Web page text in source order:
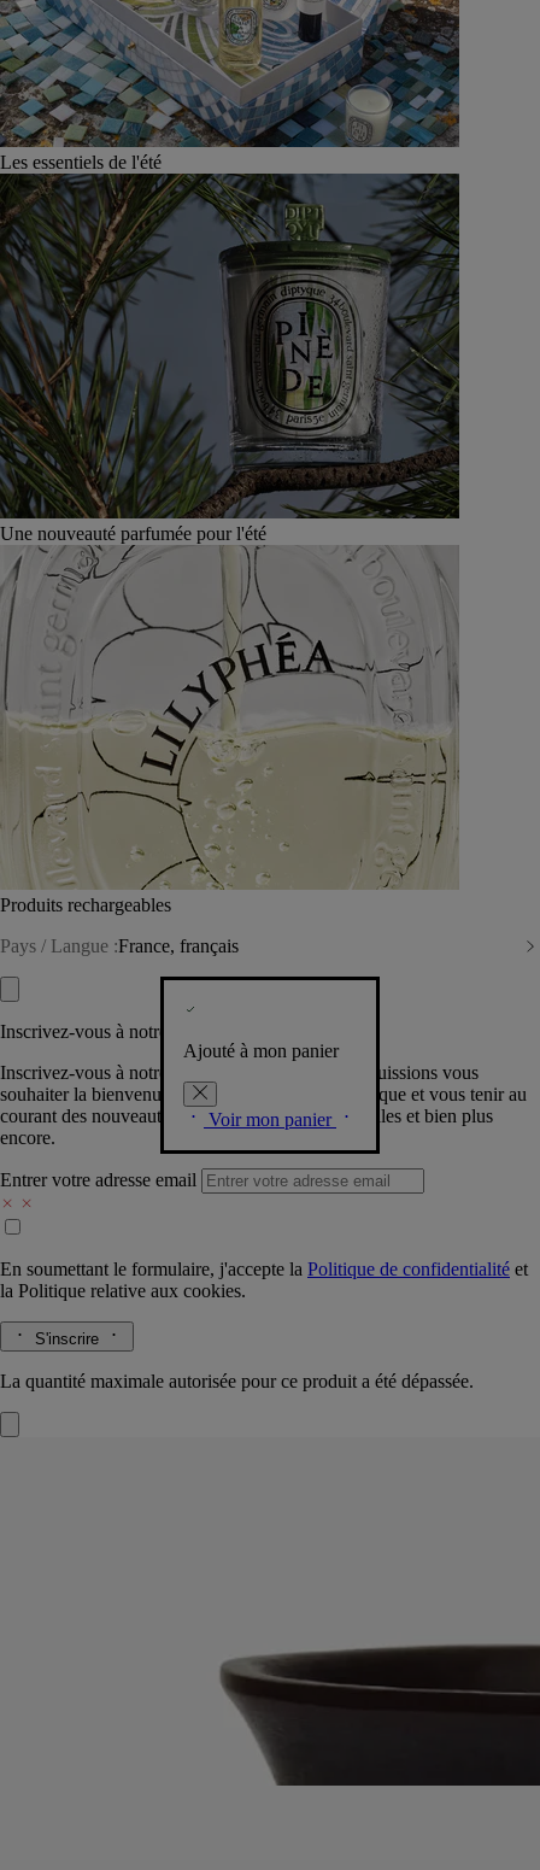
Les essentiels de l'été
Une nouveauté parfumée pour l'été
Produits rechargeables
Pays / Langue :France, français
Ajouté à mon panier
Voir mon panier
Inscrivez-vous à notre Newsletter
Inscrivez-vous à notre newsletter pour que nous puissions vous
souhaiter la bienvenue dans la communauté Diptyque et vous tenir au
courant des nouveautés, événements, offres spéciales et bien plus
encore.
Entrer votre adresse email
En soumettant le formulaire, j'accepte la Politique de confidentialité et
la Politique relative aux cookies.
S'inscrire
La quantité maximale autorisée pour ce produit a été dépassée.
au sein d'une manufacture haut de gamme portugaise.
Étonnant par son aspect glacé, cet objet singulier s’inspire de la formes
des vases Médicis et se décline ici dans une magnifique teinte ébène. À
Lire moins